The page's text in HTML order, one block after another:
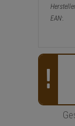
EAN: